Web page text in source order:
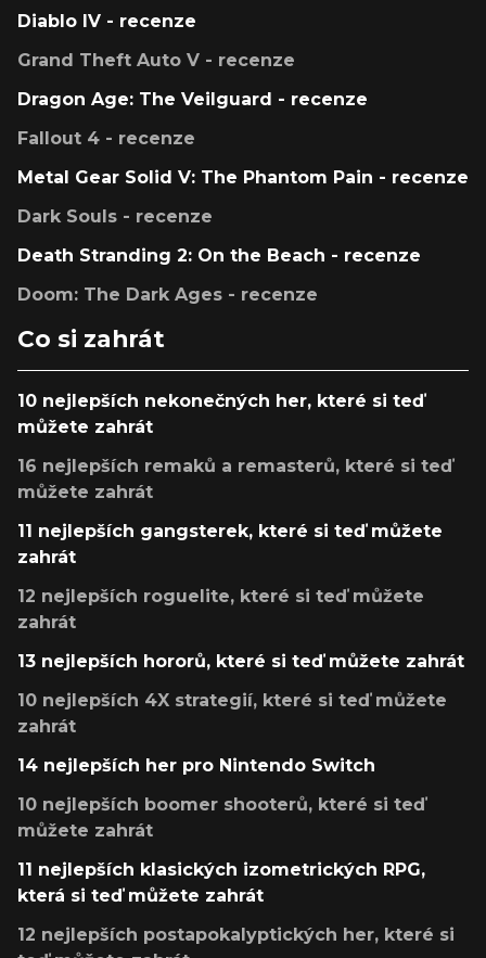
Diablo IV - recenze
Grand Theft Auto V - recenze
Dragon Age: The Veilguard - recenze
Fallout 4 - recenze
Metal Gear Solid V: The Phantom Pain - recenze
Dark Souls - recenze
Death Stranding 2: On the Beach - recenze
Doom: The Dark Ages - recenze
Co si zahrát
10 nejlepších nekonečných her, které si teď
můžete zahrát
16 nejlepších remaků a remasterů, které si teď
můžete zahrát
11 nejlepších gangsterek, které si teď můžete
zahrát
12 nejlepších roguelite, které si teď můžete
zahrát
13 nejlepších hororů, které si teď můžete zahrát
10 nejlepších 4X strategií, které si teď můžete
zahrát
14 nejlepších her pro Nintendo Switch
10 nejlepších boomer shooterů, které si teď
můžete zahrát
11 nejlepších klasických izometrických RPG,
která si teď můžete zahrát
12 nejlepších postapokalyptických her, které si